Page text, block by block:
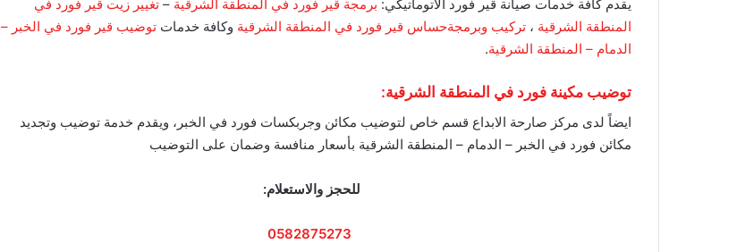
يقدم كافة خدمات صيانة قير فورد الاتوماتيكي: برمجة قير فورد في المنطقة الشرقية – تغيير زيت قير فورد في
المنطقة الشرقية ، تركيب وبرمجةحساس قير فورد في المنطقة الشرقية وكافة خدمات توضيب قير فورد في الخبر –
الدمام – المنطقة الشرقية.
توضيب مكينة فورد في المنطقة الشرقية:
ايضاً لدى مركز صارحة الابداع قسم خاص لتوضيب مكائن وجربكسات فورد في الخبر، ويقدم خدمة توضيب وتجديد
مكائن فورد في الخبر – الدمام – المنطقة الشرقية بأسعار منافسة وضمان على التوضيب
للحجز والاستعلام:
0582875273